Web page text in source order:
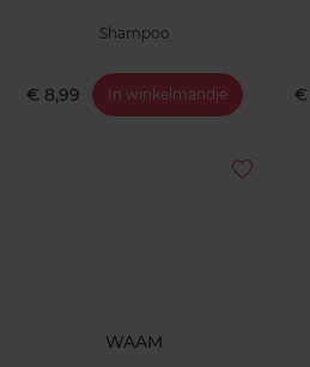
Shampoo
€ 8,99 In winkelmandje €
WAAM